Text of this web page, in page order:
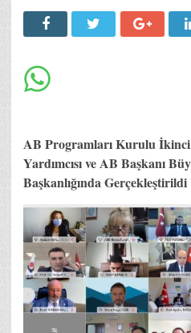
AB Programları Kurulu İkinci
Yardımcısı ve AB Başkanı
Başkanlığında Gerçekleştirildi